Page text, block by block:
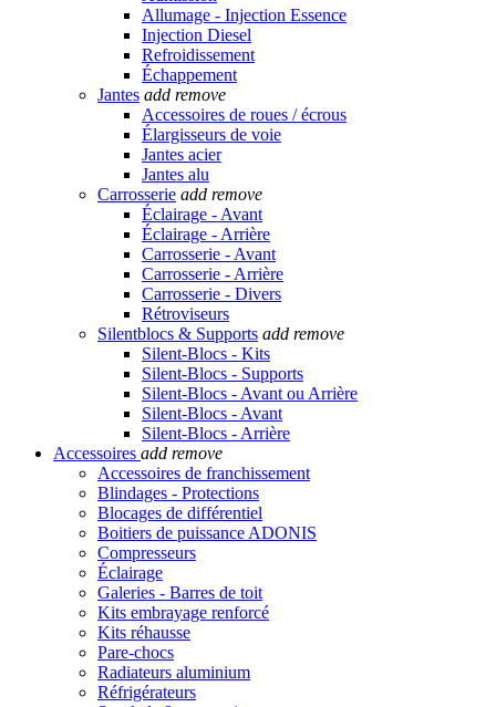
Allumage - Injection Essence
Injection Diesel
Refroidissement
Échappement
Jantes add remove
Accessoires de roues / écrous
Élargisseurs de voie
Jantes acier
Jantes alu
Carrosserie add remove
Éclairage - Avant
Éclairage - Arrière
Carrosserie - Avant
Carrosserie - Arrière
Carrosserie - Divers
Rétroviseurs
Silentblocs & Supports add remove
Silent-Blocs - Kits
Silent-Blocs - Supports
Silent-Blocs - Avant ou Arrière
Silent-Blocs - Avant
Silent-Blocs - Arrière
Accessoires add remove
Accessoires de franchissement
Blindages - Protections
Blocages de différentiel
Boitiers de puissance ADONIS
Compresseurs
Éclairage
Galeries - Barres de toit
Kits embrayage renforcé
Kits réhausse
Pare-chocs
Radiateurs aluminium
Réfrigérateurs